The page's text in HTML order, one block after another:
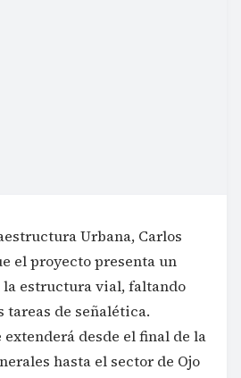
Urbana, Carlos
el proyecto presenta un
la estructura vial, faltando
de señalética.
extenderá desde el final de la
hasta el sector de Ojo